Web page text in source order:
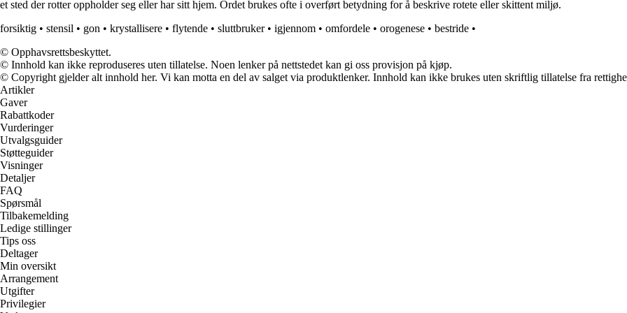
et sted der rotter oppholder seg eller har sitt hjem. Ordet brukes ofte i overført betydning for å beskrive rotete eller skittent miljø.
forsiktig • stensil • gon • krystallisere • flytende • sluttbruker• igjennom • omfordele • orogenese • bestride •
© Opphavsrettsbeskyttet.
© Innhold kan ikke reproduseres uten tillatelse. Noen lenker på nettstedet kan gi oss provisjon på kjøp.
© Copyright gjelder alt innhold her. Vi kan motta en del av salget via produktlenker. Innhold kan ikke brukes uten skriftlig tillatelse fra
Artikler
Gaver
Rabattkoder
Vurderinger
Utvalgsguider
Støtteguider
Visninger
Detaljer
FAQ
Spørsmål
Tilbakemelding
Ledige stillinger
Tips oss
Deltager
Min oversikt
Arrangement
Utgifter
Privilegier